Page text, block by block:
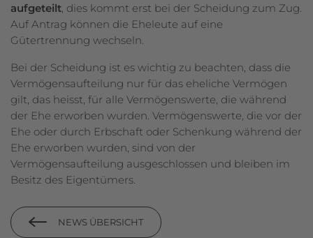
aufgeteilt , dies kommt erst bei der Scheidung zum Zug.
Auf Antrag können die Eheleute auf eine
Gütertrennung wechseln.
Bei der Scheidung ist es wichtig zu beachten, dass die
Vermögensaufteilung nur für das eheliche Vermögen
gilt, das heisst, für alle Vermögenswerte, die während
der Ehe erworben wurden. Vermögenswerte, die vor der
Ehe oder durch Erbschaft oder Schenkung während der
Ehe erworben wurden, sind von der
Vermögensaufteilung ausgeschlossen und bleiben im
Besitz des Eigentümers.
NEWS ÜBERSICHT